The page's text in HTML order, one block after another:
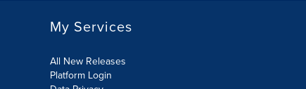
My Services
All New Releases
Platform Login